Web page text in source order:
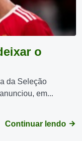
o
da Seleção
em...
Continuar lendo